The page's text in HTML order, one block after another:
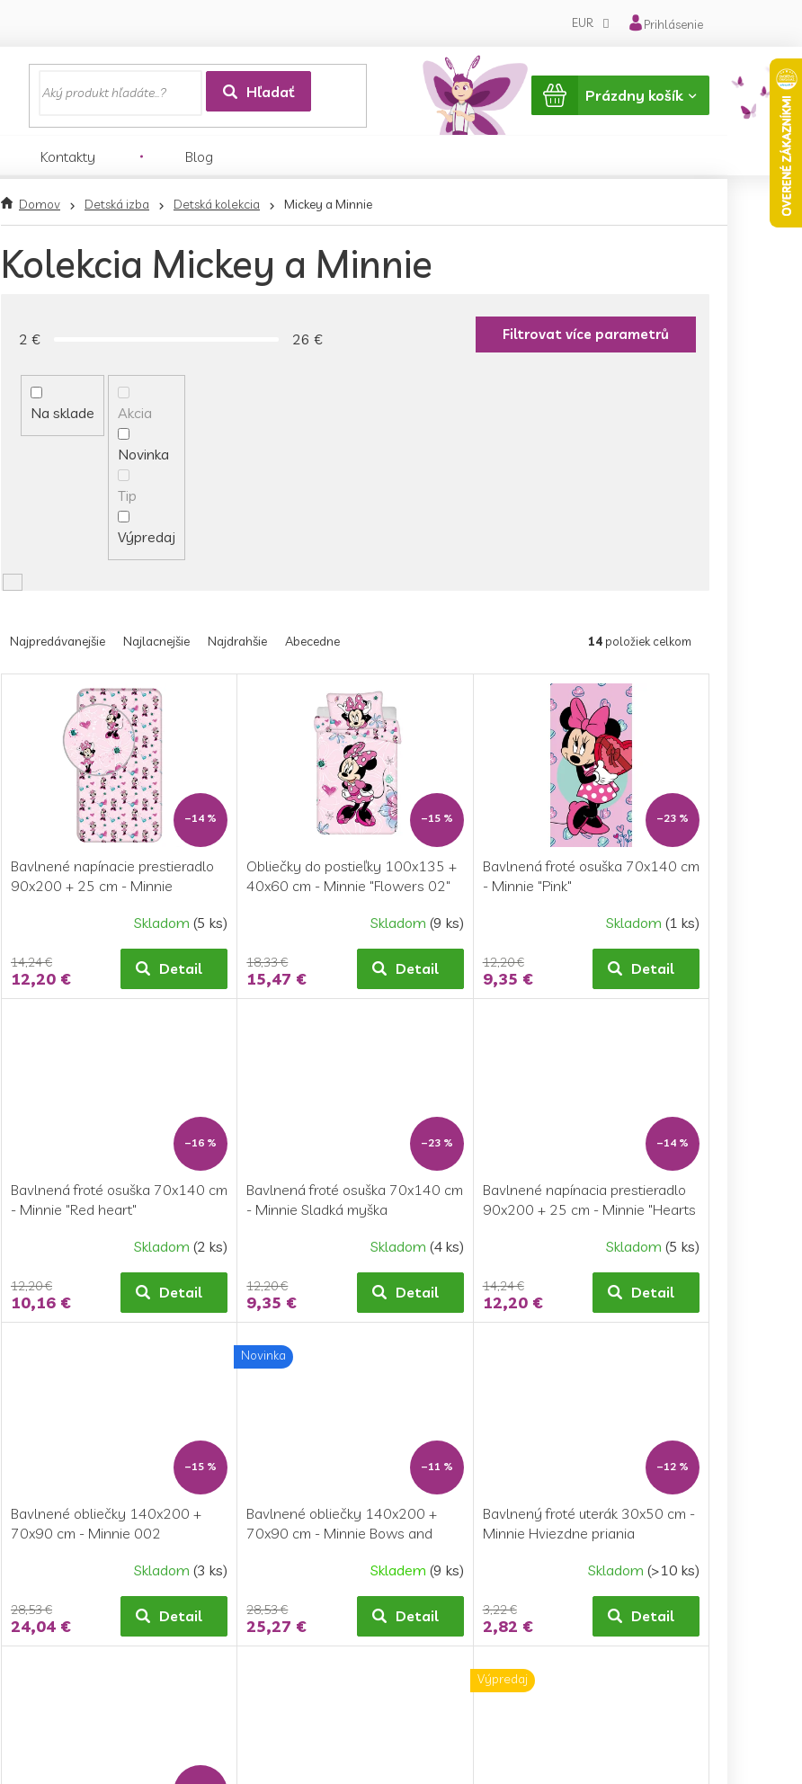
EUR Prihlásenie
Hľadať
Nákupný
košík
Prázdny košík
Kontakty Blog
Domov Detská izba Detská kolekcia Mickey a Minnie
Kolekcia Mickey a Minnie
2 € 26 €
Na sklade Akcia
Novinka
Tip
Výpredaj
a
e
Najpredávanejšie Najlacnejšie Najdrahšie Abecedne 14 položiek celkom
V
–14 %
Bavlnené napínacie prestieradlo
90x200 + 25 cm - Minnie
Skladom(5 ks)
14,24 €
12,20 € Detail
–15 %
Obliečky do postieľky 100x135 +
40x60 cm - Minnie "Flowers 02"
Skladom (9 ks)
18,33 €
15,47 € Detail
–23 %
Bavlnená froté osuška 70x140 cm
- Minnie "Pink"
Skladom (1 ks)
12,20 €
9,35 € Detail
–16 %
Bavlnená froté osuška 70x140 cm
- Minnie "Red heart"
Skladom(2 ks)
12,20 €
10,16 € Detail
–23 %
Bavlnená froté osuška 70x140 cm
- Minnie Sladká myška
Skladom (4 ks)
12,20 €
9,35 € Detail
–14 %
Bavlnené napínacia prestieradlo
90x200 + 25 cm - Minnie "Hearts
Skladom (5 ks)
14,24 €
12,20 € Detail
–15 %
Bavlnené obliečky 140x200 +
70x90 cm - Minnie 002
Skladom(3 ks)
28,53 €
24,04 € Detail
Novinka
–11 %
Bavlnené obliečky 140x200 +
70x90 cm - Minnie Bows and
Skladem (9 ks)
28,53 €
25,27 € Detail
–12 %
Bavlnený froté uterák 30x50 cm -
Minnie Hviezdne priania
Skladom (>10 ks)
3,22 €
2,82 € Detail
Výpredaj